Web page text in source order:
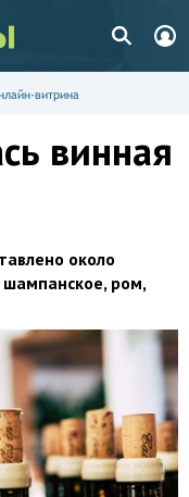
витрина
винная
около
шампанское, ром,